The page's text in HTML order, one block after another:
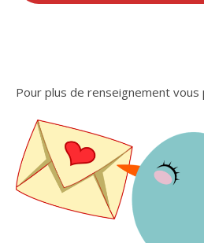
Pour plus de renseignement